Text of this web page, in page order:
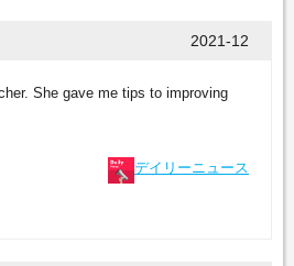
2021-12
She gave me tips to improving
デイリーニュース